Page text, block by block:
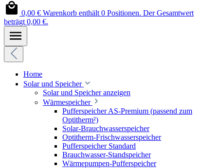
0,00 € Warenkorb enthält 0 Positionen. Der Gesamtwert
beträgt 0,00 €.
Home
Solar und Speicher
Solar und Speicher anzeigen
Wärmespeicher
Pufferspeicher AS-Premium (passend zum
Optitherm²)
Solar-Brauchwasserspeicher
Optitherm-Frischwasserspeicher
Pufferspeicher Standard
Brauchwasser-Standspeicher
Wärmepumpen-Pufferspeicher